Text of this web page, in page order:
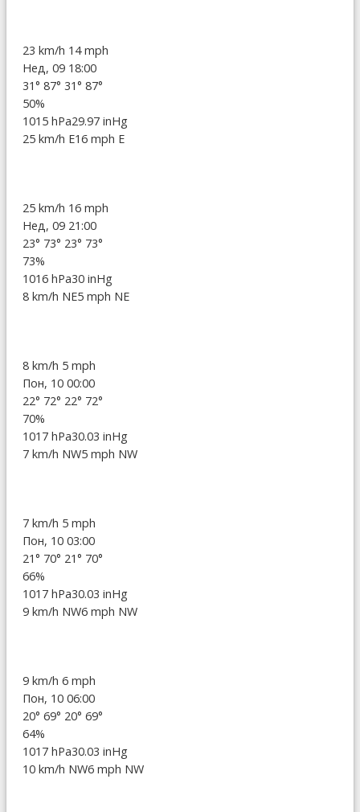
23 km/h 14 mph
Нед, 09 18:00
31° 87° 31° 87°
50%
1015 hPa29.97 inHg
25 km/h E16 mph E
25 km/h 16 mph
Нед, 09 21:00
23° 73° 23° 73°
73%
1016 hPa30 inHg
8 km/h NE5 mph NE
8 km/h 5 mph
Пон, 10 00:00
22° 72° 22° 72°
70%
1017 hPa30.03 inHg
7 km/h NW5 mph NW
7 km/h 5 mph
Пон, 10 03:00
21° 70° 21° 70°
66%
1017 hPa30.03 inHg
9 km/h NW6 mph NW
9 km/h 6 mph
Пон, 10 06:00
20° 69° 20° 69°
64%
1017 hPa30.03 inHg
10 km/h NW6 mph NW